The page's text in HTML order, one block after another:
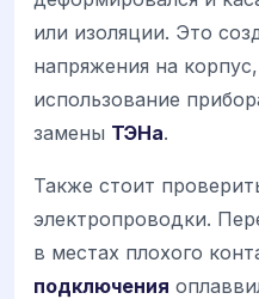
или изоляции. Это
напряжения на
использование
замены ТЭНа.
Также стоит
электропроводки.
в местах плохого
подключения